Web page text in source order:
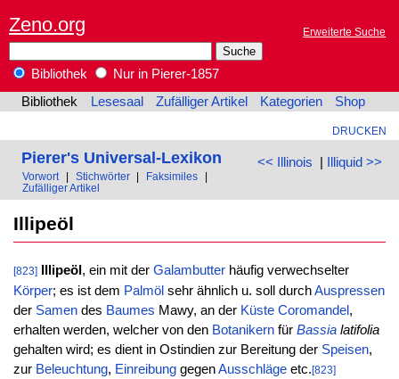
Zeno.org Erweiterte Suche
Bibliothek
Nur in Pierer-1857
Bibliothek
Lesesaal Zufälliger Artikel Kategorien Shop
DRUCKEN
<< Illinois | Illiquid >>
Pierer's Universal-Lexikon
Vorwort Stichwörter Faksimiles
Zufälliger Artikel
Illipeöl
[823] Illipeöl , ein mit der Galambutterhäufig verwechselter
Körper; es ist dem Palmöl sehr ähnlich u. soll durchAuspressen
der Samendes Baumes Mawy, an der Küste Coromandel ,
erhalten werden, welcher von den Botanikernfür Bassialatifolia
gehalten wird; es dient in Ostindien zur Bereitung der Speisen,
zur Beleuchtung, EinreibunggegenAusschlägeetc. [823]